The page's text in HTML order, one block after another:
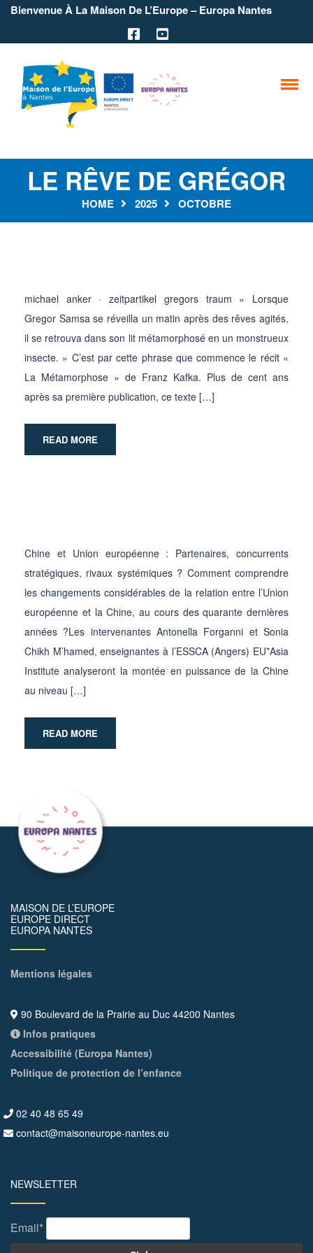
Bienvenue À La Maison De L’Europe – Europa Nantes
LE RÊVE DE GRÉGOR
HOME 2025 OCTOBRE
michael anker · zeitpartikel gregors traum « Lorsque
Gregor Samsa se réveilla un matin après des rêves agités,
il se retrouva dans son lit métamorphosé en un monstrueux
insecte. » C’est par cette phrase que commence le récit «
La Métamorphose » de Franz Kafka. Plus de cent ans
après sa première publication, ce texte […]
READ MORE
Chine et Union européenne : Partenaires, concurrents
stratégiques, rivaux systémiques ? Comment comprendre
les changements considérables de la relation entre l’Union
européenne et la Chine, au cours des quarante dernières
années ?Les intervenantes Antonella Forganni et Sonia
Chikh M’hamed, enseignantes à l’ESSCA (Angers) EU*Asia
Institute analyseront la montée en puissance de la Chine
au niveau […]
READ MORE
MAISON DE L’EUROPE
EUROPE DIRECT
EUROPA NANTES
Mentions légales
90 Boulevard de la Prairie au Duc 44200 Nantes
Infos pratiques
Accessibilité (Europa Nantes)
Politique de protection de l’enfance
02 40 48 65 49
contact@maisoneurope-nantes.eu
NEWSLETTER
Email*